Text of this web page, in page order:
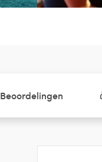
Beoordelingen